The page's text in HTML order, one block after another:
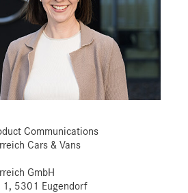
Communications
Cars & Vans
GmbH
1, 5301 Eugendorf